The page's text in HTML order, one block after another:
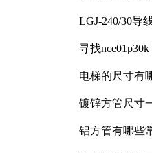
LGJ-240/30导
寻找
电梯的尺寸有
镀锌方管尺寸
铝方管有哪些